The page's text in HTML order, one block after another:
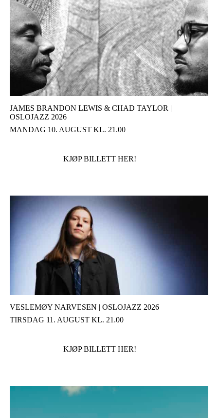
JAMES BRANDON LEWIS & CHAD TAYLOR |
OSLOJAZZ 2026
MANDAG 10. AUGUST KL. 21.00
KJØP BILLETT HER!
VESLEMØY NARVESEN | OSLOJAZZ 2026
TIRSDAG 11. AUGUST KL. 21.00
KJØP BILLETT HER!